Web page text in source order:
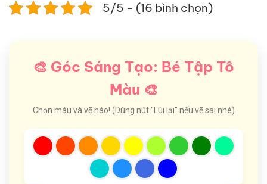
5/5 - (16 bình chọn)
🎨 Góc Sáng Tạo: Bé Tập Tô
Màu 🎨
Chọn màu và vẽ nào! (Dùng nút "Lùi lại" nếu vẽ sai nhé)